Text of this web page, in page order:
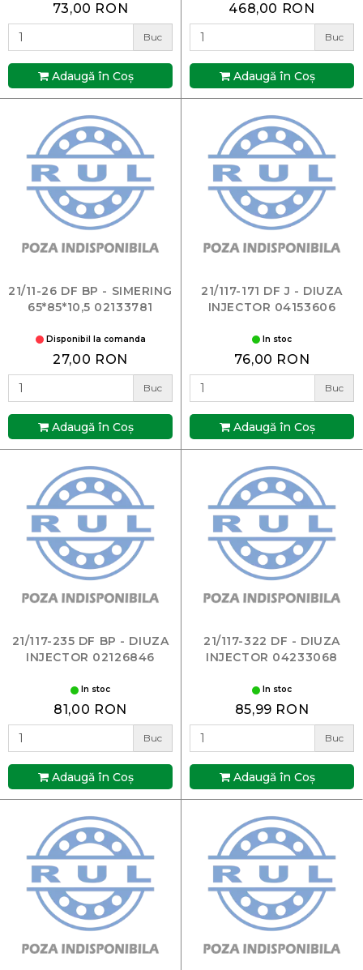
73,00 RON
Buc
Adaugă în Coş
468,00 RON
Buc
Adaugă în Coş
21/11-26 DF BP - SIMERING
65*85*10,5 02133781
Disponibil la comanda
27,00 RON
Buc
Adaugă în Coş
21/117-171 DF J - DIUZA
INJECTOR 04153606
In stoc
76,00 RON
Buc
Adaugă în Coş
21/117-235 DF BP - DIUZA
INJECTOR 02126846
In stoc
81,00 RON
Buc
Adaugă în Coş
21/117-322 DF - DIUZA
INJECTOR 04233068
In stoc
85,99 RON
Buc
Adaugă în Coş